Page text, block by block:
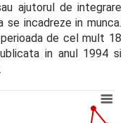
ajutorul de integrare
incadreze in munca.
de cel mult 18
in anul 1994 si